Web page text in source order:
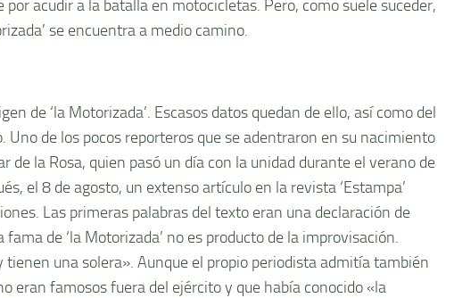
por acudir a la batalla en motocicletas. Pero, como suele suceder,
se encuentra a medio camino.
de ‘la Motorizada’. Escasos datos quedan de ello, así como del
Uno de los pocos reporteros que se adentraron en su nacimiento
de la Rosa, quien pasó un día con la unidad durante el verano de
el 8 de agosto, un extenso artículo en la revista ‘Estampa’
Las primeras palabras del texto eran una declaración de
fama de ‘la Motorizada’ no es producto de la improvisación.
tienen una solera». Aunque el propio periodista admitía también
eran famosos fuera del ejército y que había conocido «la